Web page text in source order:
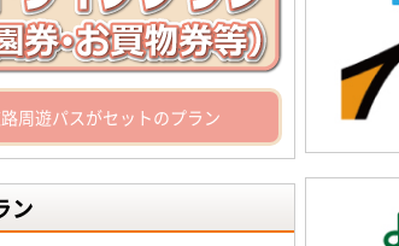
周遊パスがセットのプラン
ン